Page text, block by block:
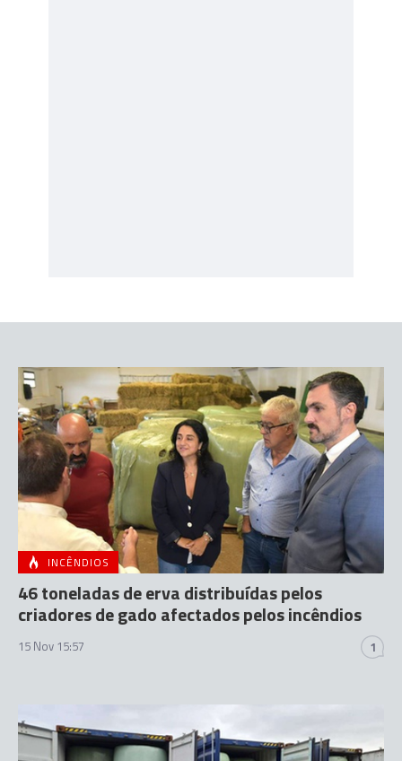
INCÊNDIOS
46 toneladas de erva distribuídas pelos
criadores de gado afectados pelos incêndios
15 Nov 15:57 1